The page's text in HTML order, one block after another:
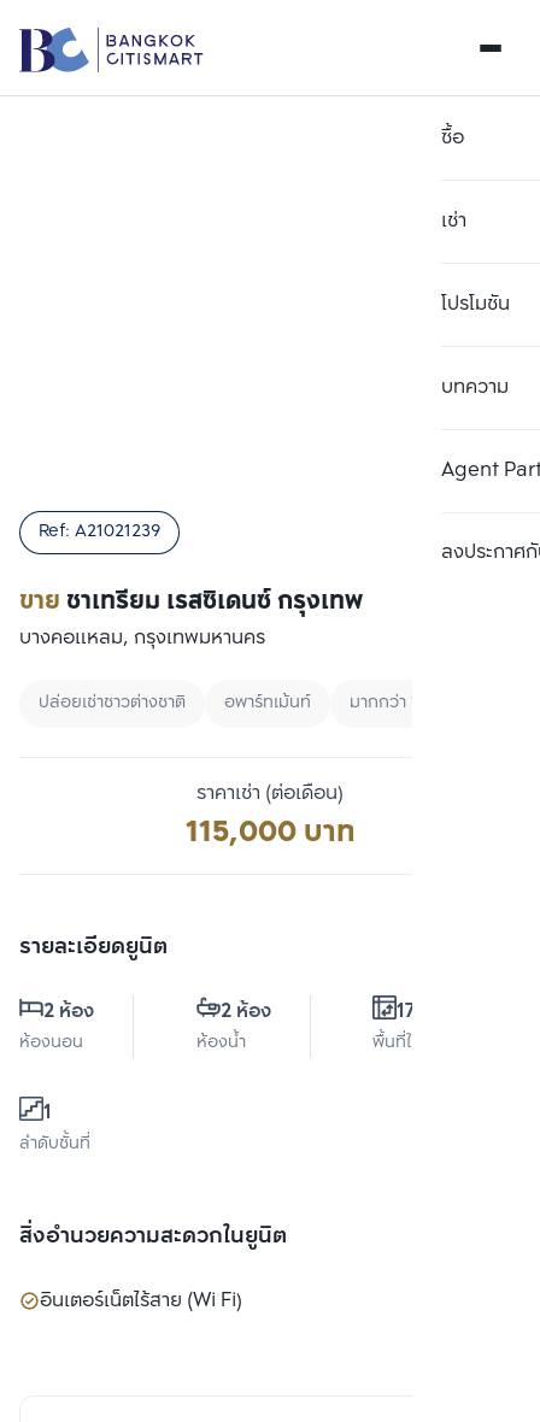
ซื้อ
เช่า
โปรโมชัน
บทความ
Agent
ลงประกาศกั
ขาย ชาเทรียม เรสซิเดนซ์ กรุงเทพ
Ref: A21021239
บางคอแหลม, กรุงเทพมหานคร
ปล่อยเช่าชาวต่างชาติ อพาร์ทเม้นท์ มากกว่า 100000
ราคาเช่า (ต่อเดือน)
115,000 บาท
รายละเอียดยูนิต
2 ห้อง
ห้องนอน
2 ห้อง
ห้องน้ำ
170 ตร.ม.
พื้นที่ใช้สอย
1
ลำดับชั้นที่
สิ่งอำนวยความสะดวกในยูนิต
อินเตอร์เน็ตไร้สาย (Wi Fi)